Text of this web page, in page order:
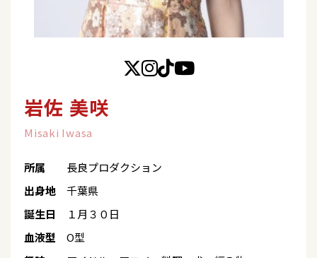
岩佐 美咲
Misaki Iwasa
所属
長良プロダクション
出身地
千葉県
誕生日
１月３０日
血液型
O型